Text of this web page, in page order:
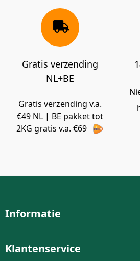
Gratis verzending
NL+BE
Gratis verzending v.a.
€49 NL | BE pakket tot
2KG gratis v.a. €69
Informatie
Klantenservice